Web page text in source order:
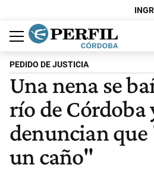
Política
Economía
Judiciales
Sociedad
Cultura
Espectáculos
Deportes
Protagonistas
PEDIDO DE JUSTICIA
Una nena se
río de
denuncian
un caño"